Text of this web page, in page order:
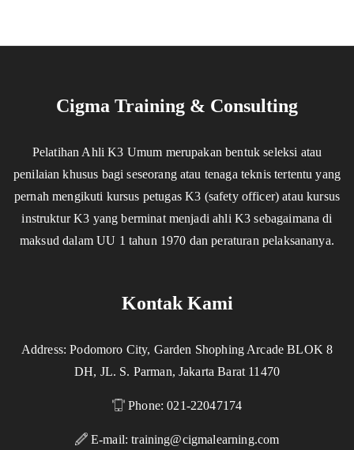
Cigma Training & Consulting
Pelatihan Ahli K3 Umum merupakan bentuk seleksi atau
penilaian khusus bagi seseorang atau tenaga teknis tertentu yang
pernah mengikuti kursus petugas K3 (safety officer) atau kursus
instruktur K3 yang berminat menjadi ahli K3 sebagaimana di
maksud dalam UU 1 tahun 1970 dan peraturan pelaksananya.
Kontak Kami
Address: Podomoro City, Garden Shophing Arcade BLOK 8
DH, JL. S. Parman, Jakarta Barat 11470
Phone: 021-22047174
E-mail:training@cigmalearning.com